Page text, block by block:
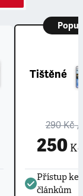
Tištěné
290 Kč/
250Kč
Přístup ke
článkům